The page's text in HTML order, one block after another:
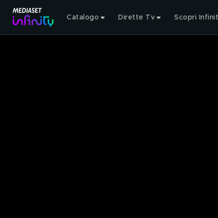
Catalogo Dirette Tv Scopri